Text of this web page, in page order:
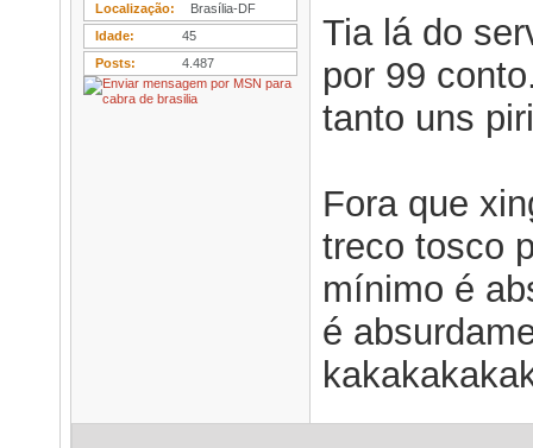
Localização
Brasília-DF
Idade
45
Posts
4.487
Tia lá do
por 99
tanto uns
Fora que
treco tosco
mínimo é
é